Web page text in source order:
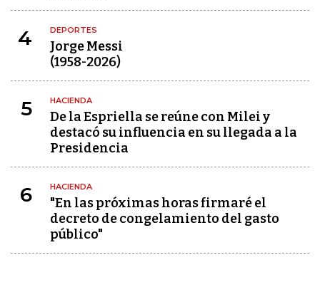
4 DEPORTES
Jorge Messi
(1958-2026)
5 HACIENDA
De la Espriella se reúne con Milei y
destacó su influencia en su llegada a la
Presidencia
6 HACIENDA
"En las próximas horas firmaré el
decreto de congelamiento del gasto
público"